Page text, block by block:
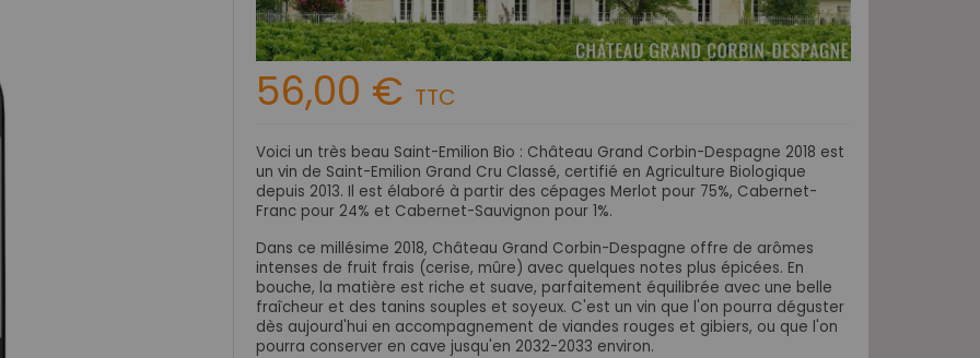
56,00 € TTC
Voici un très beau Saint-Emilion Bio : Château Grand Corbin-Despagne 2018 est
un vin de Saint-Emilion Grand Cru Classé, certifié en Agriculture Biologique
depuis 2013. Il est élaboré à partir des cépages Merlot pour 75%, Cabernet-
Franc pour 24% et Cabernet-Sauvignon pour 1%.
Dans ce millésime 2018, Château Grand Corbin-Despagne offre de arômes
intenses de fruit frais (cerise, mûre) avec quelques notes plus épicées. En
bouche, la matière est riche et suave, parfaitement équilibrée avec une belle
fraîcheur et des tanins souples et soyeux. C'est un vin que l'on pourra déguster
dès aujourd'hui en accompagnement de viandes rouges et gibiers, ou que l'on
pourra conserver en cave jusqu'en 2032-2033 environ.